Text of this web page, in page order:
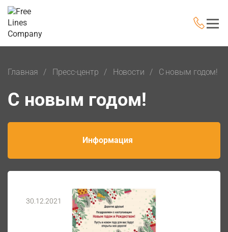
Главная Пресс-центр Новости С новым годом!
С новым годом!
Информация
30.12.2021